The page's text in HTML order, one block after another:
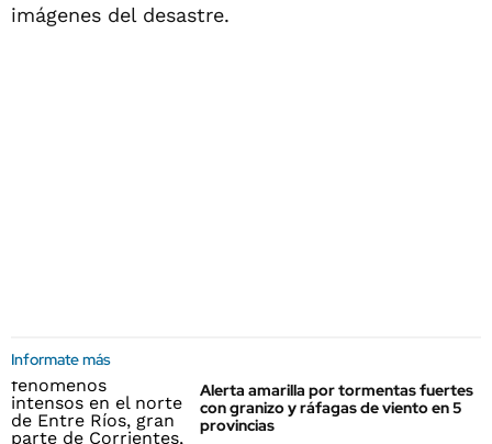
imágenes del desastre.
Informate más
Alerta amarilla por tormentas fuertes
con granizo y ráfagas de viento en 5
provincias